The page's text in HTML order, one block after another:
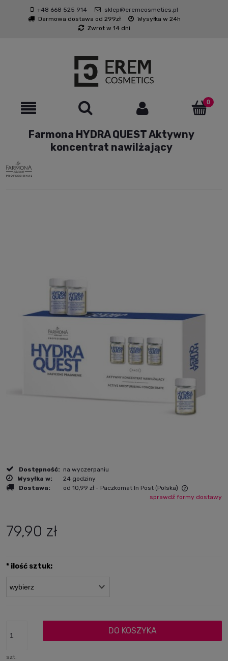
+48 668 525 914
sklep@eremcosmetics.pl
Darmowa dostawa od 299zł
Wysyłka w 24h
Zwrot w 14 dni
Farmona HYDRA QUEST Aktywny
koncentrat nawilżający
Dostępność: na wyczerpaniu
Wysyłka w:
24 godziny
Dostawa:
od 10,99 zł - Paczkomat In Post (Polska)
Cena nie zawiera ewentualnych kosztów płatnościsprawdź formy dostawy
79,90 zł
* ilość sztuk:
szt.
DO KOSZYKA